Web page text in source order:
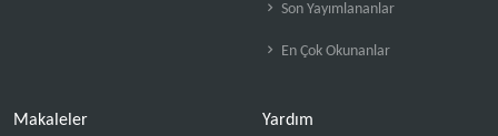
Son Yayımlananlar
En Çok Okunanlar
Makaleler Yardım